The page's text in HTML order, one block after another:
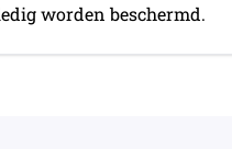
worden beschermd.